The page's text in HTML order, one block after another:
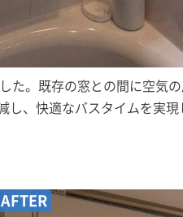
た。既存の窓との間に空気
、快適なバスタイムを実現
AFTER